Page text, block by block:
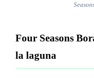
Four Seasons
la laguna